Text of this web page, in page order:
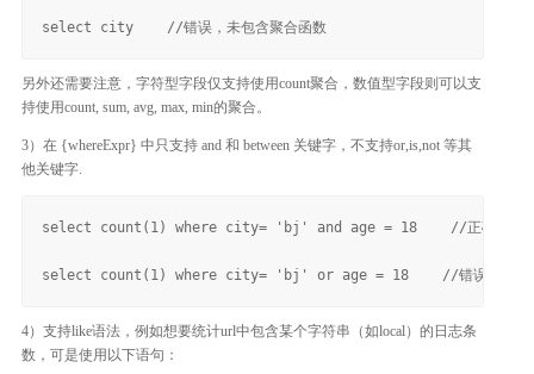
另外还需要注意，字符型字段仅支持使用count聚合，数值型字段则可以支
持使用count, sum, avg, max, min的聚合。
3）在 {whereExpr} 中只支持 and 和 between 关键字，不支持or,is,not 等其
他关键字.
select count(1) where city= 'bj' and age = 18    //正确
4）支持like语法，例如想要统计url中包含某个字符串（如local）的日志条
数，可是使用以下语句：